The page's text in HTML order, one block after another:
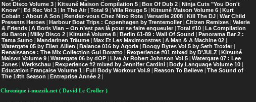
Not Disco Volume 3| Kitsuné Maison Compilation 5| Box Of Dub 2| Ninja Cuts "You Don't
Know"| Ed Rec Vol 3| In The Air| Total 9| Villa Rouge 5| Kitsuné Maison Volume 6| Kurt
Cobain : About A Son
Rendez-vous Chez Nino Rota| Versatile 2008| Kill The DJ| War Child
Presents Heroes| Harbour Boat Trips : Copenhagen by Trentemoller| Citizen Remixes| Valerie
& Friends| A Boris Vian – On n’est pas là pour se faire engueuler| Total #10| La Compilation
du Baron
Milky Disco 2| Kitsuné Volume 8| Berlin 61-89 : Wall Of Sound
Panorama Bar 2 :
Tama Sumo| Mandarinen Träume| Max Et Les Maximonstres| A Man & A Machine 02|
Watergate 05 by Ellen Allien Balance 016 by Agoria| Boogy Bytes Vol 5 by Seth Troxler|
Renaissance : The Mix Collection Gui Boratto| Rexperience #01 mixed by D'JULZ| Kitsuné
Maison Volume 9| Watergate 06 by dOP| Live At Robert Johnson Vol 5| Watergate 07 : Lee
Jones| Werkschau Rexperience #2 mixed by Jennifer Cardini| Body Language Volume 10|
Education Française Volume 1 Full Body Workout Vol.9| Reason To Believe| The Sound of
The 14th Season
Entreprise Année 2|
Chronique i-muzzik.net ( David Le Croller )